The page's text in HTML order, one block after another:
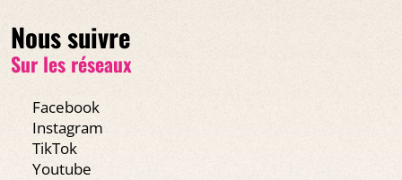
Nous suivre
Sur les réseaux
Facebook
Instagram
TikTok
Youtube